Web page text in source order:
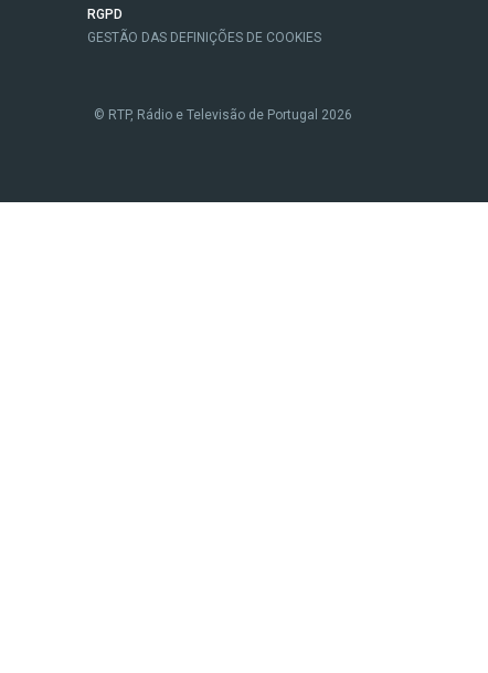
RGPD
GESTÃO DAS DEFINIÇÕES DE COOKIES
© RTP, Rádio e Televisão de Portugal 2026